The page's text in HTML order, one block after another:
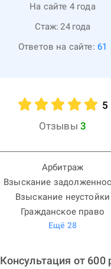
На сайте 4 года
Стаж: 24 года
Ответов на сайте: 61
5
Отзывы 3
Арбитраж
Взыскание
Взыскание неустойки
Гражданское право
Ещё 28
Консультация от 600